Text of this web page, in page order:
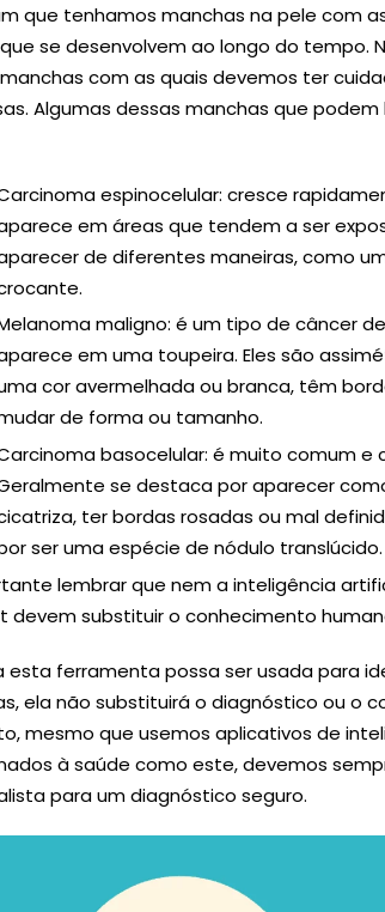
que tenhamos manchas na pele com
se desenvolvem ao longo do tempo.
com as quais devemos ter
Algumas dessas manchas que
espinocelular: cresce
em áreas que tendem a ser
de diferentes maneiras, como
maligno: é um tipo de câncer
em uma toupeira. Eles são
cor avermelhada ou branca, têm
de forma ou tamanho.
basocelular: é muito comum e
se destaca por aparecer
ter bordas rosadas ou mal
ser uma espécie de nódulo translúcido.
lembrar que nem a inteligência
devem substituir o conhecimento
esta ferramenta possa ser usada para
ela não substituirá o diagnóstico ou o
mesmo que usemos aplicativos de
à saúde como este, devemos
para um diagnóstico seguro.